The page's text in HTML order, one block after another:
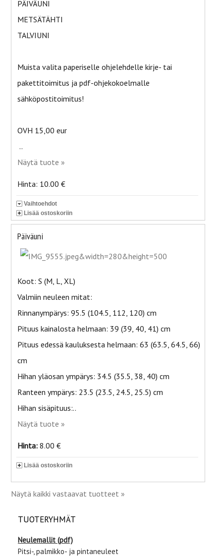
PÄIVÄUNI
METSÄTÄHTI
TALVIUNI
Muista valita paperiselle ohjelehdelle kirje- tai
pakettitoimitus ja pdf-ohjekokoelmalle
sähköpostitoimitus!
OVH 15,00 eur
..
Näytä tuote »
Hinta: 10.00 €
Vaihtoehdot
Lisää ostoskoriin
Päiväuni
Koot: S (M, L, XL)
Valmiin neuleen mitat:
Rinnanympärys: 95.5 (104.5, 112, 120) cm
Pituus kainalosta helmaan: 39 (39, 40, 41) cm
Pituus edessä kauluksesta helmaan: 63 (63.5, 64.5, 66)
cm
Hihan yläosan ympärys: 34.5 (35.5, 38, 40) cm
Ranteen ympärys: 23.5 (23.5, 24.5, 25.5) cm
Hihan sisäpituus:..
Näytä tuote »
Hinta: 8.00 €
Lisää ostoskoriin
Näytä kaikki vastaavat tuotteet »
TUOTERYHMÄT
Neulemallit (pdf)
Pitsi-, palmikko- ja pintaneuleet